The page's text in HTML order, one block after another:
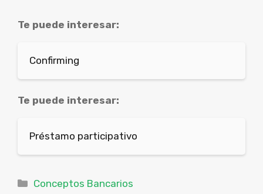
Te puede interesar:
Confirming
Te puede interesar:
Préstamo participativo
Categorías
Conceptos Bancarios